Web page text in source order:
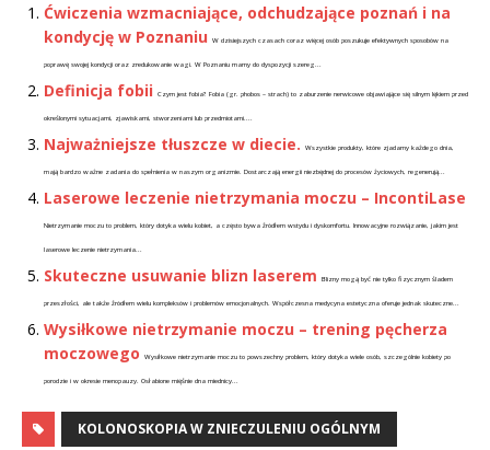
Ćwiczenia wzmacniające, odchudzające poznań i na
kondycję w Poznaniu
W dzisiejszych czasach coraz więcej osób poszukuje efektywnych sposobów na
poprawę swojej kondycji oraz zredukowanie wagi. W Poznaniu mamy do dyspozycji szereg...
Definicja fobii Czym jest fobia? Fobia (gr. phobos – strach) to zaburzenie nerwicowe objawiające się silnym lękiem przed
określonymi sytuacjami, zjawiskami, stworzeniami lub przedmiotami....
Najważniejsze tłuszcze w diecie. Wszystkie produkty, które zjadamy każdego dnia,
mają bardzo ważne zadania do spełnienia w naszym organizmie. Dostarczają energii niezbędnej do procesów życiowych, regenerują...
Laserowe leczenie nietrzymania moczu – IncontiLase
Nietrzymanie moczu to problem, który dotyka wielu kobiet, a często bywa źródłem wstydu i dyskomfortu. Innowacyjne rozwiązanie, jakim jest
laserowe leczenie nietrzymania...
Skuteczne usuwanie blizn laserem Blizny mogą być nie tylko fizycznym śladem
przeszłości, ale także źródłem wielu kompleksów i problemów emocjonalnych. Współczesna medycyna estetyczna oferuje jednak skuteczne...
Wysiłkowe nietrzymanie moczu – trening pęcherza
moczowego
Wysiłkowe nietrzymanie moczu to powszechny problem, który dotyka wiele osób, szczególnie kobiety po
porodzie i w okresie menopauzy. Osłabione mięśnie dna miednicy...
KOLONOSKOPIA W ZNIECZULENIU OGÓLNYM